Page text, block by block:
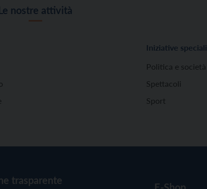
nostre attività
Iniziative speciali
Politica e società
Spettacoli
Sport
trasparente